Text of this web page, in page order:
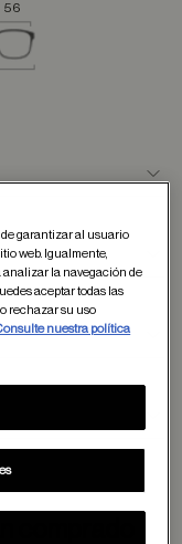
56
comprado
garantizar al usuario
web. Igualmente,
analizar la navegación de
aceptar todas las
rechazar su uso
nuestra política